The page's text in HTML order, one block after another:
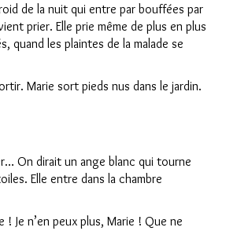
de la nuit qui entre par bouffées par
prier. Elle prie même de plus en plus
quand les plaintes de la malade se
Marie sort pieds nus dans le jardin.
On dirait un ange blanc qui tourne
Elle entre dans la chambre
Je n’en peux plus, Marie ! Que ne